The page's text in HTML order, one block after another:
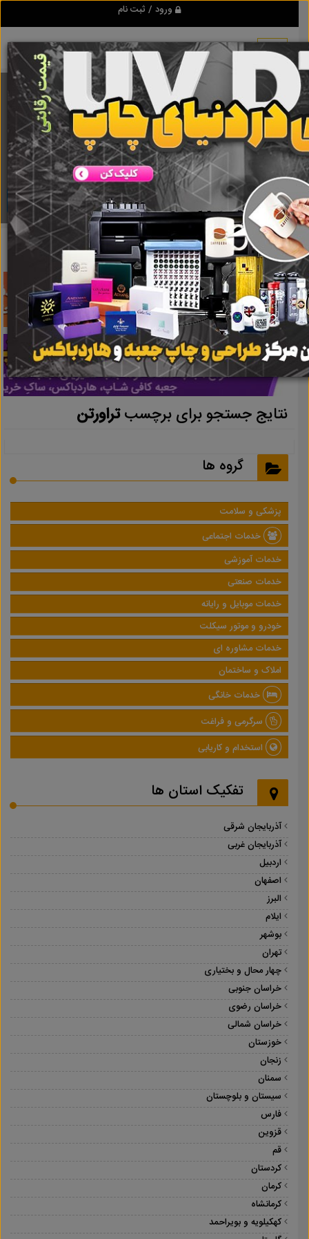
ورود / ثبت نام
برنامه اندروید تبلیغ شو
مرجع نیازمندیها و تبلیغات اینترنتی
دانلود
تبلیغ شو تراورتن نتایج جستجو برای برچسب تراورتن
نتایج جستجو برای برچسبتراورتن
گروه ها
پزشکی و سلامت
خدمات اجتماعی
خدمات آموزشی
خدمات صنعتی
خدمات موبایل و رایانه
خودرو و موتور سیکلت
خدمات مشاوره ای
املاک و ساختمان
خدمات خانگی
سرگرمی و فراغت
استخدام و کاریابی
تفکیک استان ها
آذربایجان شرقی
آذربایجان غربی
اردبیل
اصفهان
البرز
ایلام
بوشهر
تهران
چهار محال و بختیاری
خراسان جنوبی
خراسان رضوی
خراسان شمالی
خوزستان
زنجان
سمنان
سیستان و بلوچستان
فارس
قزوین
قم
کردستان
کرمان
کرمانشاه
کهکیلویه و بویراحمد